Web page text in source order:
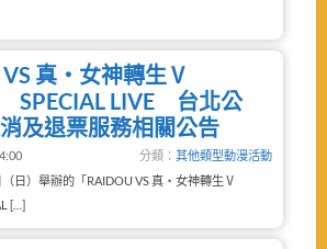
VS 真・女神轉生Ⅴ
SPECIAL LIVE 台北公
及退票服務相關公告
分類： 其他類型動漫活動
日）舉辦的「RAIDOU VS 真・女神轉生Ⅴ
[…]